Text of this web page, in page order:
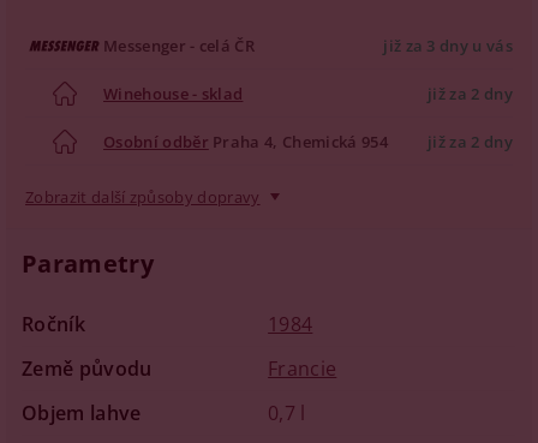
Messenger - celá ČR již za 3 dny u vás
Winehouse - sklad již za 2 dny
Osobní odběr Praha 4, Chemická 954 již za 2 dny
Zobrazit další způsoby dopravy
Parametry
Ročník
1984
Země původu
Francie
Objem lahve
0,7 l